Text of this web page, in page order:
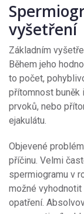
vyšetření
Základním
Během jeho
to počet,
přítomnost buněk
prvoků, nebo
ejakulátu.
Objevené
příčinu. Velmi
spermiogramu v
možné vyhodnotit
opatření.